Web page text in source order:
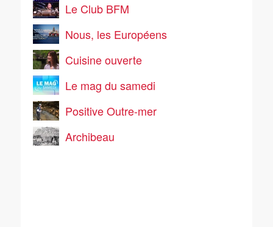
Le Club BFM
Nous, les Européens
Cuisine ouverte
Le mag du samedi
Positive Outre-mer
Archibeau